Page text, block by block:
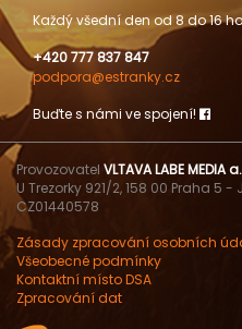
Každý všední den od 8 do 16
+420 777 837 847
podpora@estranky.cz
Buďte s námi ve spojení!
Provozovatel VLTAVA LABE MEDIA
U Trezorky 921/2, 158 00 Praha 5 -
CZ01440578
Zásady zpracování osobních
Všeobecné podmínky
Kontaktní místo DSA
Zpracování dat